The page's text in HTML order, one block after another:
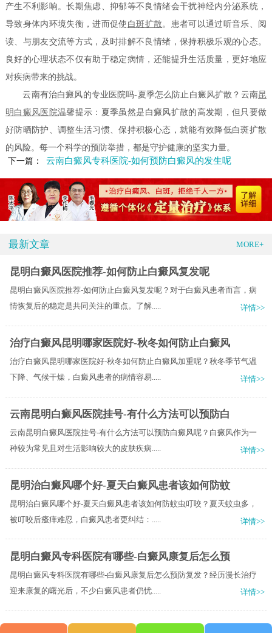
产生不利影响。长期焦虑、抑郁等不良情绪会干扰神经内分泌系统，
导致身体内环境失衡，进而促使 白斑扩散。患者可以通过听音乐、阅
读、与朋友交流等方式，及时排解不良情绪，保持积极乐观的心态。
良好的心理状态不仅有助于稳定病情，还能提升生活质量，更好地应
对疾病带来的挑战。
云南有治白癜风的专业医院吗-夏季怎么防止白癜风扩散？云南昆
明白癜风医院温馨提示：夏季虽然是白癜风扩散的高发期，但只要做
好防晒防护、调整生活习惯、保持积极心态，就能有效降低白斑扩散
的风险。每一个科学的预防举措，都是守护健康的坚实力量。
下一篇：
云南白癜风专科医院-如何预防白癜风的发生呢
最新文章 MORE+
昆明白癜风医院推荐-如何防止白癜风复发呢
昆明白癜风医院推荐-如何防止白癜风复发呢？对于白癜风患者而言，病
情恢复后的稳定是共同关注的重点。了解.....
详情>>
治疗白癜风昆明哪家医院好-秋冬如何防止白癜风
治疗白癜风昆明哪家医院好-秋冬如何防止白癜风加重呢？秋冬季节气温
下降、气候干燥，白癜风患者的病情容易.....
详情>>
云南昆明白癜风医院挂号-有什么方法可以预防白
云南昆明白癜风医院挂号-有什么方法可以预防白癜风呢？白癜风作为一
种较为常见且对生活影响较大的皮肤疾病.....
详情>>
昆明治白癜风哪个好-夏天白癜风患者该如何防蚊
昆明治白癜风哪个好-夏天白癜风患者该如何防蚊虫叮咬？夏天蚊虫多，
被叮咬后瘙痒难忍，白癜风患者更纠结：.....
详情>>
昆明白癜风专科医院有哪些-白癜风康复后怎么预
昆明白癜风专科医院有哪些-白癜风康复后怎么预防复发？经历漫长治疗
迎来康复的曙光后，不少白癜风患者仍忧.....
详情>>